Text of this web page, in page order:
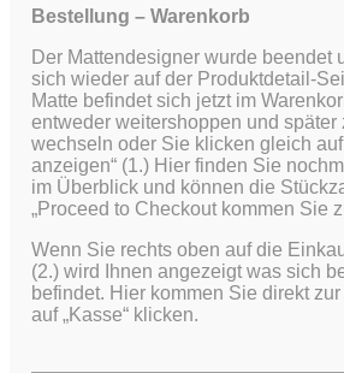
Bestellung – Warenkorb
Der Mattendesigner wurde beendet
sich wieder auf der Produktdetail-
Matte befindet sich jetzt im
entweder weitershoppen und später
wechseln oder Sie klicken gleich auf
anzeigen“ (1.) Hier finden Sie
im Überblick und können die
„Proceed to Checkout kommen Sie
Wenn Sie rechts oben auf die
(2.) wird Ihnen angezeigt was sich
befindet. Hier kommen Sie direkt
auf „Kasse“ klicken.